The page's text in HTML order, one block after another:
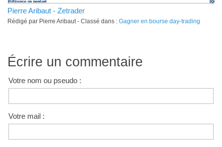
Pierre Aribaut - Zetrader
Rédigé par Pierre Aribaut - Classé dans : Gagner en bourse day-trading
Écrire un commentaire
Votre nom ou pseudo :
Votre mail :